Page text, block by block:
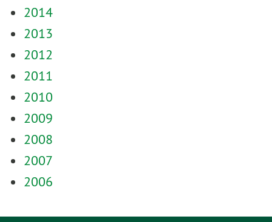
2014
2013
2012
2011
2010
2009
2008
2007
2006